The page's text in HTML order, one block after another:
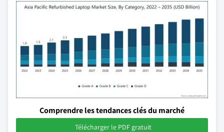
Comprendre les tendances clés du marché
Télécharger le PDF gratuit